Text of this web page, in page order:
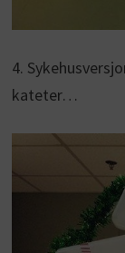
4.
kateter…